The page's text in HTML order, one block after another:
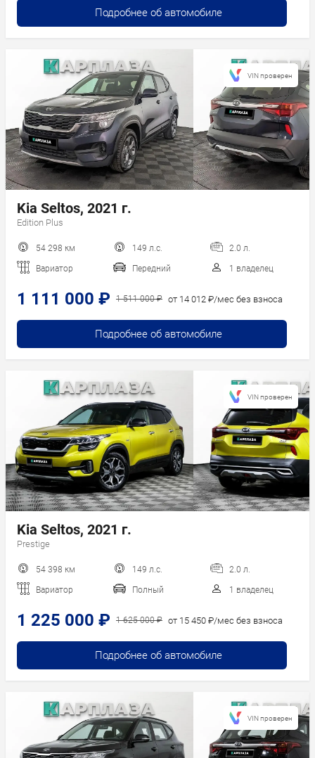
Подробнее об автомобиле
Kia Seltos, 2021 г.
Edition Plus
54 298 км 149 л.с. 2.0 л.
Вариатор Передний 1 владелец
1 111 000 ₽ 1 511 000 ₽ от 14 012 ₽/мес без взноса
Подробнее об автомобиле
VIN проверен
Kia Seltos, 2021 г.
Prestige
54 398 км 149 л.с. 2.0 л.
Вариатор Полный 1 владелец
1 225 000 ₽ 1 625 000 ₽ от 15 450 ₽/мес без взноса
Подробнее об автомобиле
VIN проверен
VIN проверен